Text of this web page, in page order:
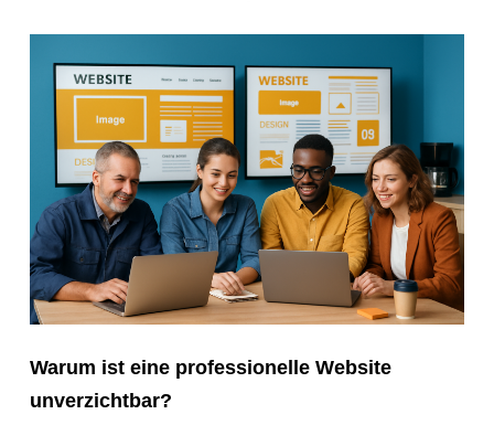
Warum ist eine professionelle Website
unverzichtbar?